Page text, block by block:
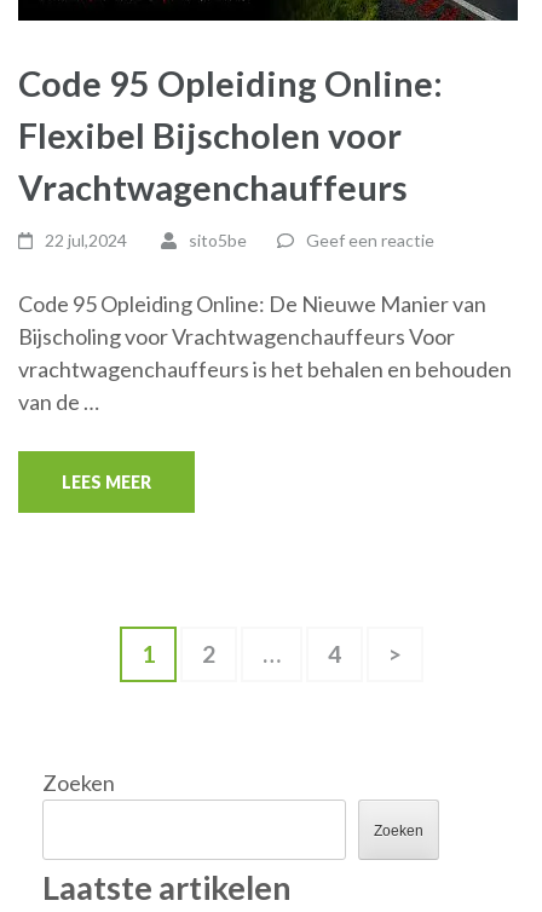
Code 95 Opleiding Online:
Flexibel Bijscholen voor
Vrachtwagenchauffeurs
22 jul,2024 sito5be Geef een reactie
Code 95 Opleiding Online: De Nieuwe Manier van
Bijscholing voor Vrachtwagenchauffeurs Voor
vrachtwagenchauffeurs is het behalen en behouden
van de …
LEES MEER
BerichtenPagina
1 Pagina
2 … Pagina
4 >
Zoeken
Zoeken
Laatste artikelen